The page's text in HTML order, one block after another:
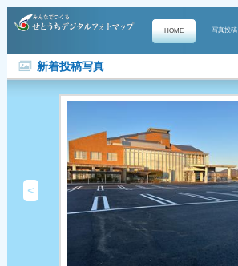
HOME 写真投稿
新着投稿写真
<